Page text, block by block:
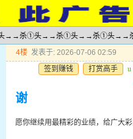
①头→→杀①头→→杀①头→→杀①头→→
4楼 发表于: 2026-07-06 02:59
签到赚钱
打赏高手 u
谢
愿你继续用最精彩的业绩，给广大